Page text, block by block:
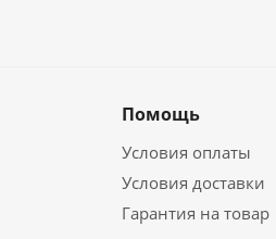
Помощь
Условия оплаты
Условия доставки
Гарантия на товар